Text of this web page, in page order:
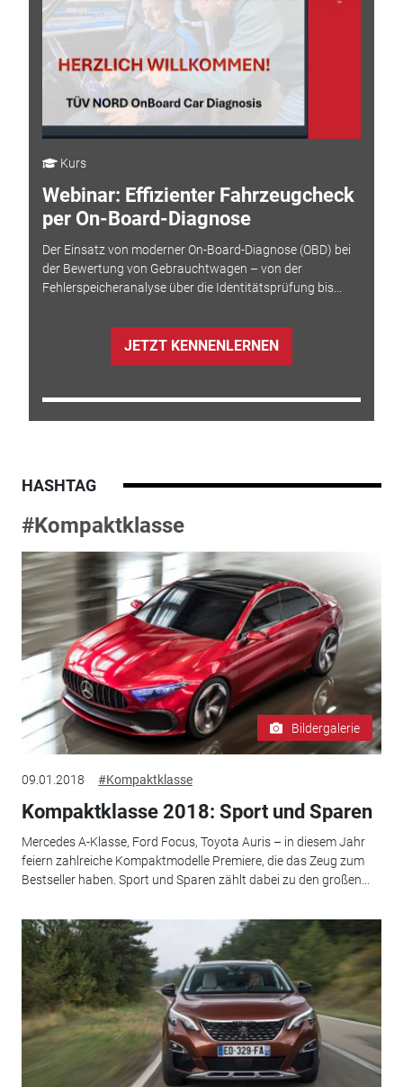
Kurs
Webinar: Effizienter Fahrzeugcheck
per On-Board-Diagnose
Der Einsatz von moderner On-Board-Diagnose (OBD) bei
der Bewertung von Gebrauchtwagen – von der
Fehlerspeicheranalyse über die Identitätsprüfung bis...
JETZT KENNENLERNEN
HASHTAG
#Kompaktklasse
Bildergalerie
09.01.2018 #Kompaktklasse
Kompaktklasse 2018: Sport und Sparen
Mercedes A-Klasse, Ford Focus, Toyota Auris – in diesem Jahr
feiern zahlreiche Kompaktmodelle Premiere, die das Zeug zum
Bestseller haben. Sport und Sparen zählt dabei zu den großen...